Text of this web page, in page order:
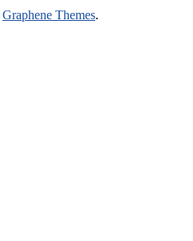
Graphene Themes.